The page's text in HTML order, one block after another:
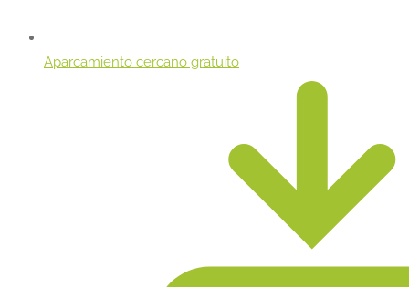
Aparcamiento cercano gratuito